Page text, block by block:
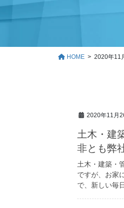
HOME 2020年11
2020年11月
土木・建
非とも弊
土木・建築・
ですが、お家
で、新しい毎